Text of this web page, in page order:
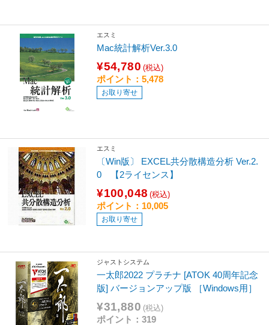
エスミ
Mac統計解析Ver.3.0
¥54,780 (税込)
ポイント：5,478
お取り寄せ
エスミ
〔Win版〕 EXCEL共分散構造分析 Ver.2.
0 【2ライセンス】
¥100,048 (税込)
ポイント：10,005
お取り寄せ
ジャストシステム
一太郎2022 プラチナ [ATOK 40周年記念
版] バージョンアップ版 ［Windows用］
¥31,880 (税込)
ポイント：319